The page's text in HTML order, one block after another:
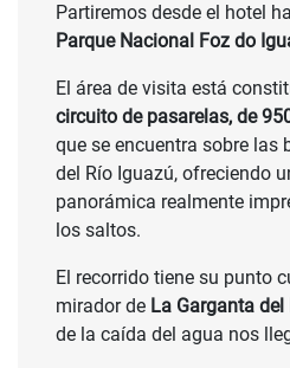
Partiremos desde el hotel
Parque Nacional Foz do
El área de visita está
circuito de pasarelas, de
que se encuentra sobre las
del Río Iguazú, ofreciendo
panorámica realmente
los saltos.
El recorrido tiene su punto
mirador de La Garganta
de la caída del agua nos